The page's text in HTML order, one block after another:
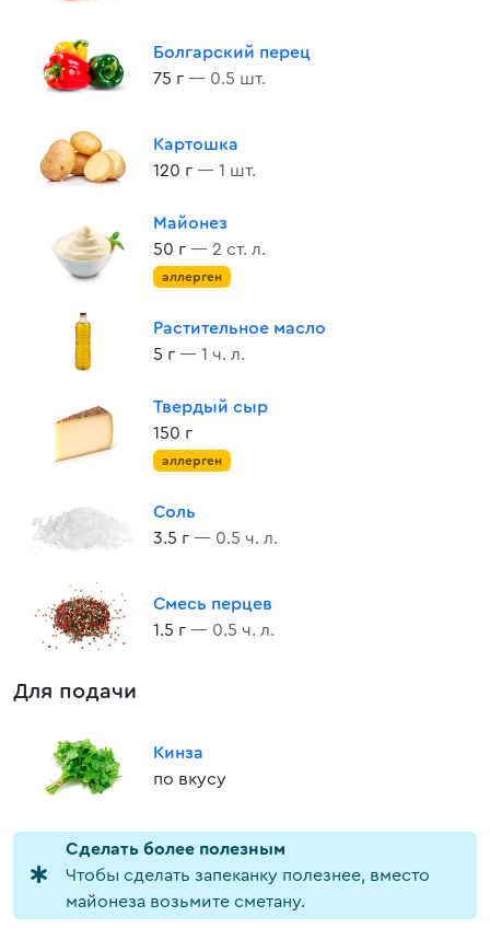
Болгарский перец
75 г — 0.5 шт.
Картошка
120 г — 1 шт.
Майонез
50 г — 2 ст. л.
аллерген
Растительное масло
5 г — 1 ч. л.
Твердый сыр
150 г
аллерген
Соль
3.5 г — 0.5 ч. л.
Смесь перцев
1.5 г — 0.5 ч. л.
Для подачи
Кинза
по вкусу
Cделать более полезным
Чтобы сделать запеканку полезнее, вместо
майонеза возьмите сметану.